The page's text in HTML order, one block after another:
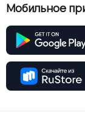
Мобильное